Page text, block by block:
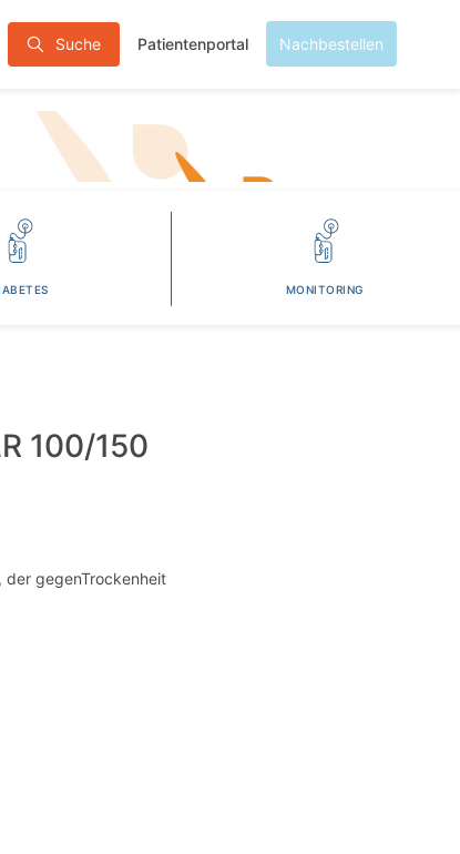
Suche Patientenportal Nachbestellen
MONITORING
100/150
gegenTrockenheit